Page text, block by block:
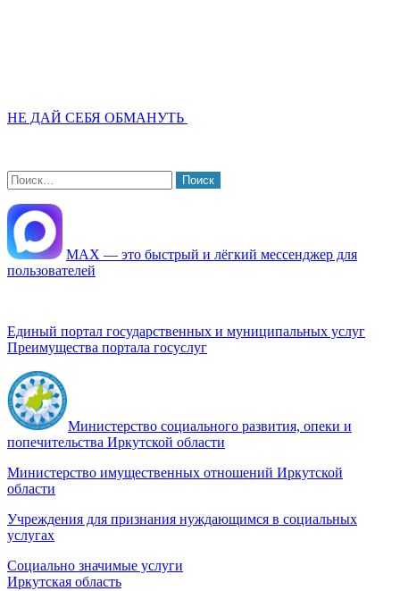
НЕ ДАЙ СЕБЯ ОБМАНУТЬ
Найти:
МАХ — это быстрый и лёгкий мессенджер для
пользователей
Единый портал государственных и муниципальных услуг
Преимущества портала госуслуг
Министерство социального развития, опеки и
попечительства Иркутской области
Министерство имущественных отношений Иркутской
области
Учреждения для признания нуждающимся в социальных
услугах
Социально значимые услуги
Иркутская область